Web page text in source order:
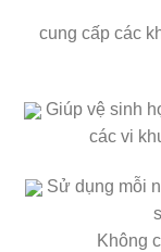
cung cấp các
Giúp vệ sinh
các vi
Sử dụng mỗi
Không